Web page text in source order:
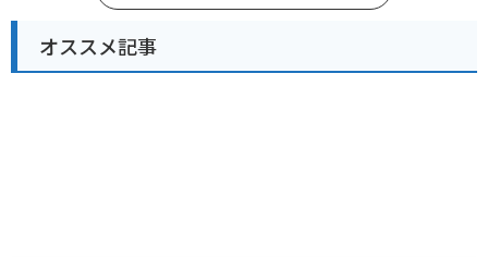
オススメ記事